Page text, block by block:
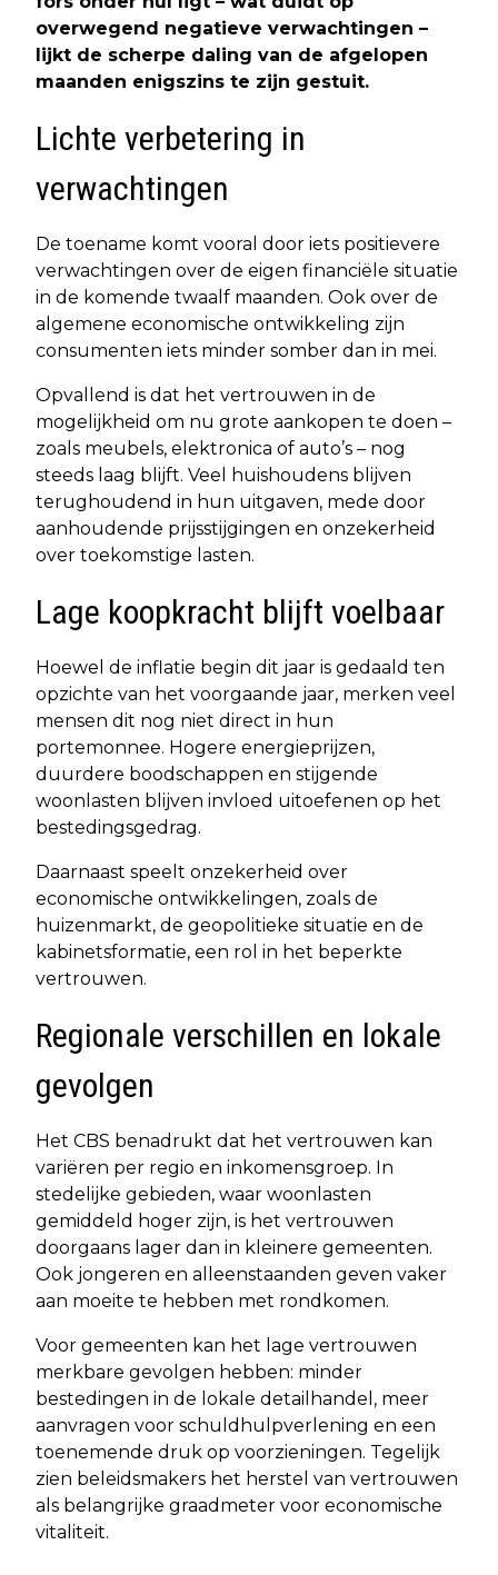
overwegend negatieve verwachtingen –
lijkt de scherpe daling van de afgelopen
maanden enigszins te zijn gestuit.
Lichte verbetering in
verwachtingen
De toename komt vooral door iets positievere
verwachtingen over de eigen financiële situatie
in de komende twaalf maanden. Ook over de
algemene economische ontwikkeling zijn
consumenten iets minder somber dan in mei.
Opvallend is dat het vertrouwen in de
mogelijkheid om nu grote aankopen te doen –
zoals meubels, elektronica of auto’s – nog
steeds laag blijft. Veel huishoudens blijven
terughoudend in hun uitgaven, mede door
aanhoudende prijsstijgingen en onzekerheid
over toekomstige lasten.
Lage koopkracht blijft voelbaar
Hoewel de inflatie begin dit jaar is gedaald ten
opzichte van het voorgaande jaar, merken veel
mensen dit nog niet direct in hun
portemonnee. Hogere energieprijzen,
duurdere boodschappen en stijgende
woonlasten blijven invloed uitoefenen op het
bestedingsgedrag.
Daarnaast speelt onzekerheid over
economische ontwikkelingen, zoals de
huizenmarkt, de geopolitieke situatie en de
kabinetsformatie, een rol in het beperkte
vertrouwen.
Regionale verschillen en lokale
gevolgen
Het CBS benadrukt dat het vertrouwen kan
variëren per regio en inkomensgroep. In
stedelijke gebieden, waar woonlasten
gemiddeld hoger zijn, is het vertrouwen
doorgaans lager dan in kleinere gemeenten.
Ook jongeren en alleenstaanden geven vaker
aan moeite te hebben met rondkomen.
Voor gemeenten kan het lage vertrouwen
merkbare gevolgen hebben: minder
bestedingen in de lokale detailhandel, meer
aanvragen voor schuldhulpverlening en een
toenemende druk op voorzieningen. Tegelijk
zien beleidsmakers het herstel van vertrouwen
als belangrijke graadmeter voor economische
vitaliteit.